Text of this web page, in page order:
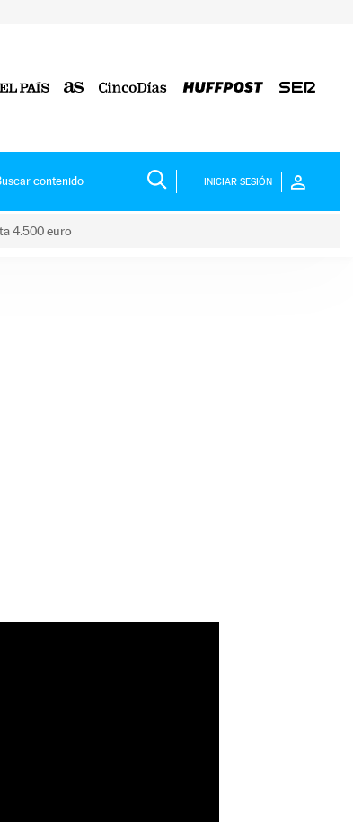
INICIAR SESIÓN
4.500 euro